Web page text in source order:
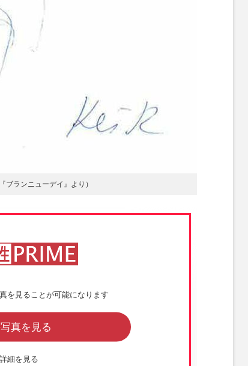
ランニューデイ』より）
を見ることが可能になります
真を見る
細を見る